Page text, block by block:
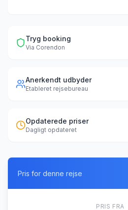
Tryg booking
Via Corendon
Anerkendt udbyder
Etableret rejsebureau
Opdaterede priser
Dagligt opdateret
Pris for denne rejse
PRIS FRA